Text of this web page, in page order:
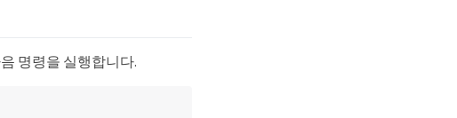
명령을 실행합니다.